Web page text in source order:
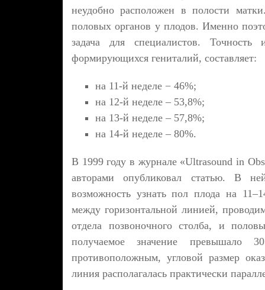
неудобно расположен в полости
половых органов у плодов. Именно
задача для специалистов. Точность
формирующихся гениталий, составляет:
на 11-й неделе − 46%;
на 12-й неделе – 53,8%;
на 13-й неделе – 57,8%;
на 14-й неделе – 80%.
В 1999 году в журнале «Ultrasound in
авторами опубликовал статью. В
возможность узнать пол плода на
между горизонтальной линией,
отдела позвоночного столба, и
получаемое значение
противоположным, угловой размер
линия располагалась практически